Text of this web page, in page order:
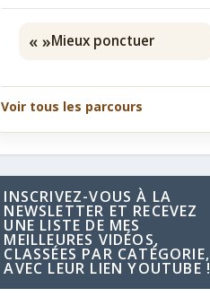
« »Mieux ponctuer
Voir tous les parcours
INSCRIVEZ-VOUS À LA
NEWSLETTER ET RECEVEZ
UNE LISTE DE MES
MEILLEURES VIDÉOS,
CLASSÉES PAR CATÉGORIE,
AVEC LEUR LIEN YOUTUBE !